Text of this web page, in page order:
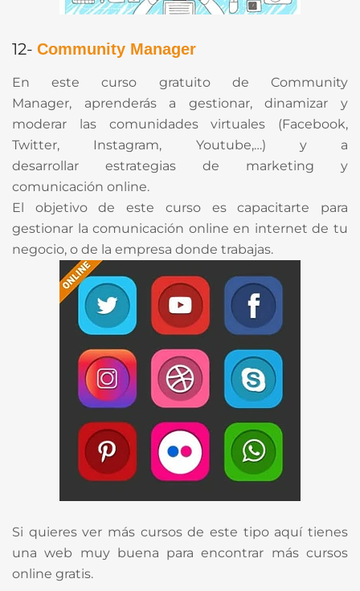
12- Community Manager
En este curso gratuito de Community
Manager, aprenderás a gestionar, dinamizar y
moderar las comunidades virtuales (Facebook,
Twitter, Instagram, Youtube,…) y a
desarrollar estrategias de marketing y
comunicación online.
El objetivo de este curso es capacitarte para
gestionar la comunicación online en internet de tu
negocio, o de la empresa donde trabajas.
Si quieres ver más cursos de este tipo aquí tienes
una web muy buena para encontrar más cursos
online gratis.